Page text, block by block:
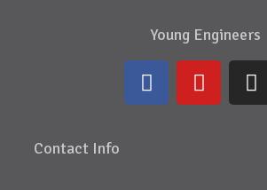
Young Engineers
Contact Info